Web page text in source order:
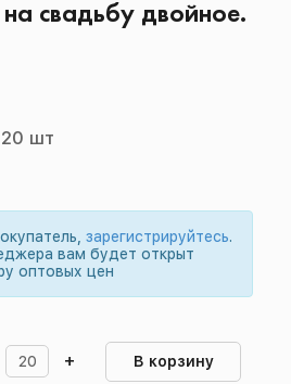
свадьбу двойное.
20 шт
зарегистрируйтесь.
вам будет открыт
оптовых цен
+ В корзину